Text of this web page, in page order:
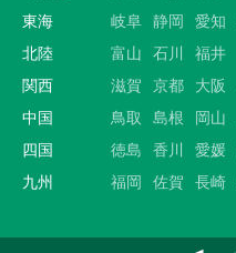
東海
岐阜 静岡 愛知
北陸
富山 石川
福井
関西
滋賀 京都 大阪
中国
鳥取 島根 岡山
四国
徳島 香川 愛媛
九州
福岡 佐賀 長崎